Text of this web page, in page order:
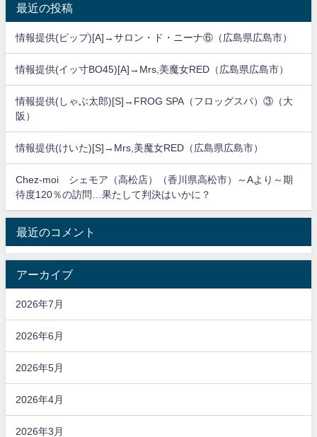
最近の投稿
情報提供(ピップ)[A]→サロン・ド・ニーナ⑥（広島県広島市）
情報提供(イッ寸BO45)[A]→Mrs,美魔女RED（広島県広島市）
情報提供(しゃぶ太郎)[S]→FROG SPA（フロッグスパ）③（大
阪）
情報提供(けいた)[S]→Mrs,美魔女RED（広島県広島市）
Chez-moi シェモア（高松店）（香川県高松市）～Aより～期
待度120％の訪問…果たして判決はいかに？
最近のコメント
アーカイブ
2026年7月
2026年6月
2026年5月
2026年4月
2026年3月